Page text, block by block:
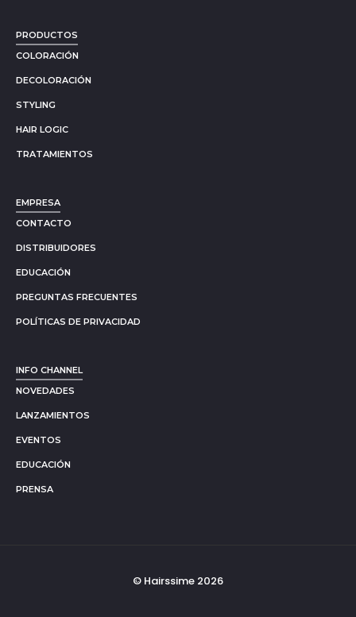
PRODUCTOS
COLORACIÓN
DECOLORACIÓN
STYLING
HAIR LOGIC
TRATAMIENTOS
EMPRESA
CONTACTO
DISTRIBUIDORES
EDUCACIÓN
PREGUNTAS FRECUENTES
POLÍTICAS DE PRIVACIDAD
INFO CHANNEL
NOVEDADES
LANZAMIENTOS
EVENTOS
EDUCACIÓN
PRENSA
© Hairssime 2026